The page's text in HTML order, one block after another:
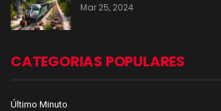
Mar 25, 2024
CATEGORIAS POPULARES
Último Minuto